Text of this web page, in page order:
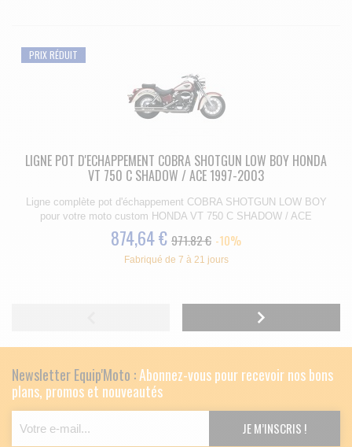
PRIX RÉDUIT
LIGNE POT D'ECHAPPEMENT COBRA SHOTGUN LOW BOY HONDA
VT 750 C SHADOW / ACE 1997-2003
Ligne complète pot d'échappement COBRA SHOTGUN LOW BOY
pour votre moto custom HONDA VT 750 C SHADOW / ACE
874,64 € 971.82 € -10%
Fabriqué de 7 à 21 jours
Newsletter Equip'Moto :Abonnez-vous pour recevoir nos bons
plans, promos et nouveautés